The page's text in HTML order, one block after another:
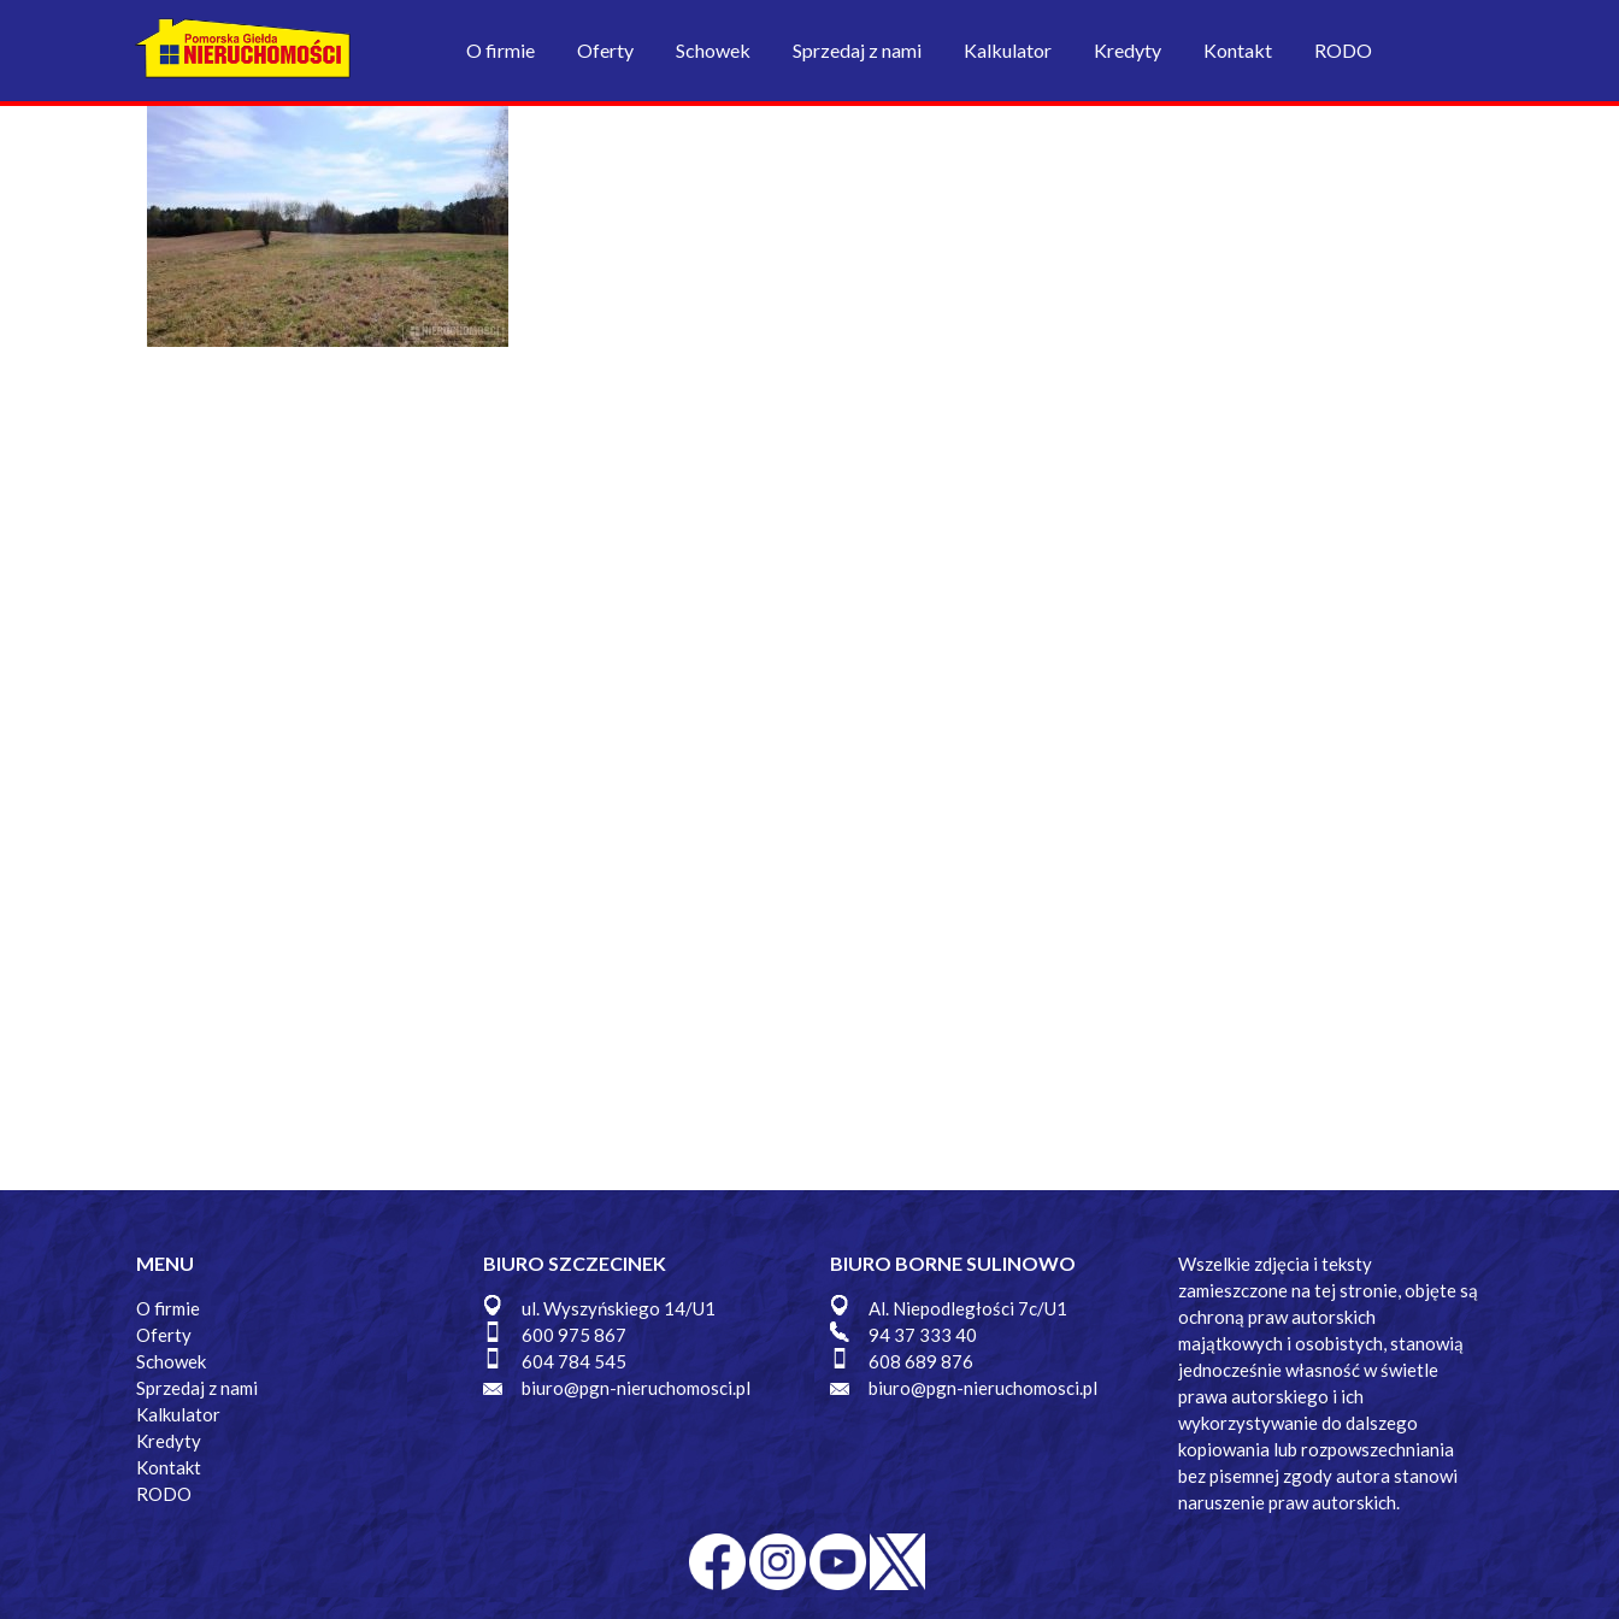
O firmie Oferty Schowek Sprzedaj z nami Kalkulator Kredyty Kontakt RODO
MENU
O firmie
Oferty
Schowek
Sprzedaj z nami
Kalkulator
Kredyty
Kontakt
RODO
BIURO SZCZECINEK
ul. Wyszyńskiego 14/U1
600 975 867
604 784 545
biuro@pgn-nieruchomosci.pl
BIURO BORNE SULINOWO
Al. Niepodległości 7c/U1
94 37 333 40
608 689 876
biuro@pgn-nieruchomosci.pl
Wszelkie zdjęcia i teksty
zamieszczone na tej stronie, objęte są
ochroną praw autorskich
majątkowych i osobistych, stanowią
jednocześnie własność w świetle
prawa autorskiego i ich
wykorzystywanie do dalszego
kopiowania lub rozpowszechniania
bez pisemnej zgody autora stanowi
naruszenie praw autorskich.